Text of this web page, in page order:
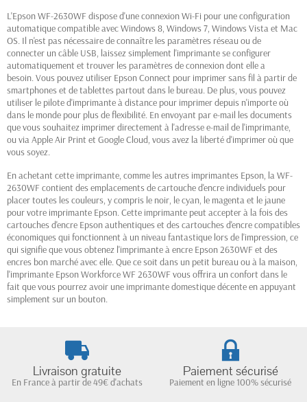
L'Epson WF-2630WF dispose d'une connexion Wi-Fi pour une configuration
automatique compatible avec Windows 8, Windows 7, Windows Vista et Mac
OS. Il n'est pas nécessaire de connaître les paramètres réseau ou de
connecter un câble USB, laissez simplement l'imprimante se configurer
automatiquement et trouver les paramètres de connexion dont elle a
besoin. Vous pouvez utiliser Epson Connect pour imprimer sans fil à partir de
smartphones et de tablettes partout dans le bureau. De plus, vous pouvez
utiliser le pilote d'imprimante à distance pour imprimer depuis n'importe où
dans le monde pour plus de flexibilité. En envoyant par e-mail les documents
que vous souhaitez imprimer directement à l'adresse e-mail de l'imprimante,
ou via Apple Air Print et Google Cloud, vous avez la liberté d'imprimer où que
vous soyez.
En achetant cette imprimante, comme les autres imprimantes Epson, la WF-
2630WF contient des emplacements de cartouche d'encre individuels pour
placer toutes les couleurs, y compris le noir, le cyan, le magenta et le jaune
pour votre imprimante Epson. Cette imprimante peut accepter à la fois des
cartouches d'encre Epson authentiques et des cartouches d'encre compatibles
économiques qui fonctionnent à un niveau fantastique lors de l'impression, ce
qui signifie que vous obtenez l'imprimante à encre Epson 2630WF et des
encres bon marché avec elle. Que ce soit dans un petit bureau ou à la maison,
l'imprimante Epson Workforce WF 2630WF vous offrira un confort dans le
fait que vous pourrez avoir une imprimante domestique décente en appuyant
simplement sur un bouton.
Livraison gratuite
En France à partir de 49€ d'achats
Paiement sécurisé
Paiement en ligne 100% sécurisé